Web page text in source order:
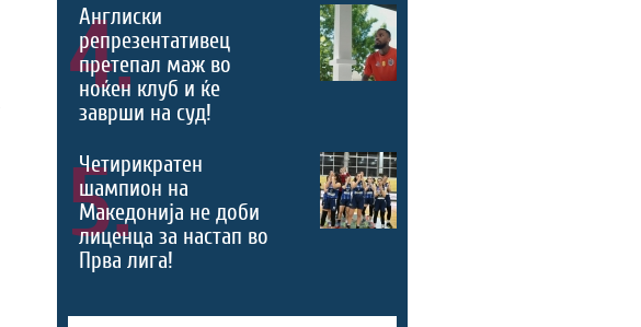
4.
Англиски
репрезентативец
претепал маж во
ноќен клуб и ќе
заврши на суд!
5.
Четирикратен
шампион на
Македонија не доби
лиценца за настап во
Прва лига!